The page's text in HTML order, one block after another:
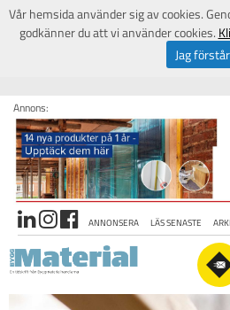
Annons:
ANNONSERA LÄS SENASTE
Vår hemsida använder sig av cookies.
godkänner du att vi använder cookies.
Jag förstår